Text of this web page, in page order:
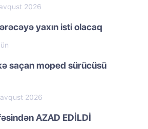
2026
yaxın isti olacaq
saçan moped sürücüsü
2026
AZAD EDİLDİ